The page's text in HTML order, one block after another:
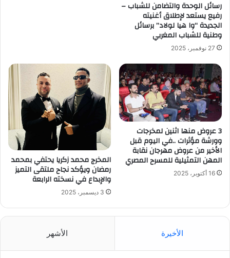
رسائل الوحدة والتضامن للشباب –
رفيع يستعد لإطلاق أغنيته
الجديدة “وا هيا لولاد” برسائل
وطنية للشباب المغربي
27 نوفمبر، 2025
3 عروض منها اثنين لمخرجات
وورشة مؤثرات ..في اليوم قبل
الأخير من عروض مهرجان نقابة
المهن التمثيلية للمسرح المصري
16 أكتوبر، 2025
المخرج محمد زكريا يحتفي بمحمد
رمضان ويؤكد نجاح ملتقى التميز
والإبداع في نسخته الرابعة
3 ديسمبر، 2025
الأخيرة الأشهر